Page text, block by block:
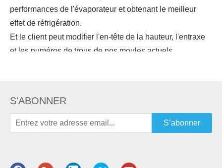
performances de l'évaporateur et obtenant le meilleur
effet de réfrigération.
Et le client peut modifier l'en-tête de la hauteur, l'entraxe
et les numéros de trous de nos moules actuels.
Caractéristiques du produit :
1. Haute efficacité pour se connecter
2. Matériau en laiton
Fiche de données:
S'ABONNER
S’abonner